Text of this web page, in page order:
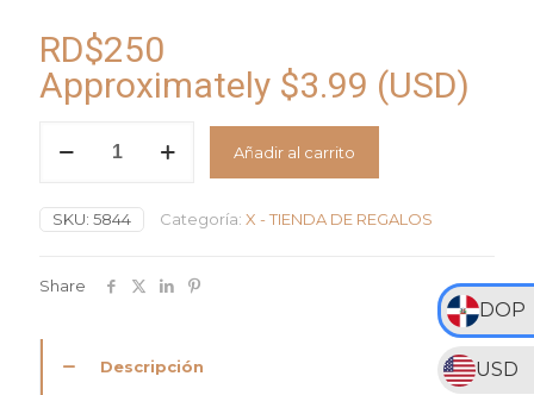
DOP
USD
RD$250
Approximately $3.99 (USD)
Topper
Feliz
y
Añadir al carrito
SKU: 5844 Categoría: X - TIENDA DE REGALOS
Share
Descripción